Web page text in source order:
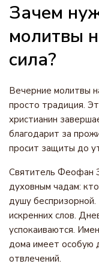
Зачем
молитвы
сила?
Вечерние молитвы
просто традиция.
христианин
благодарит за
просит защиты до
Святитель Феофан
духовным чадам:
душу
искренних слов.
успокаиваются.
дома имеет особую
отвлечений.